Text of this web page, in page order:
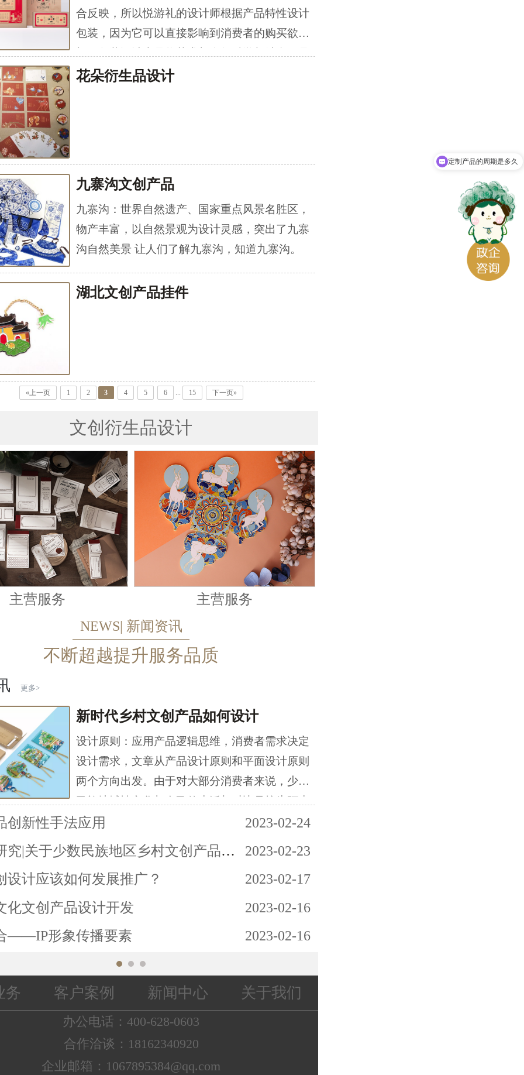
合反映，所以悦游礼的设计师根据产品特性设计
包装，因为它可以直接影响到消费者的购买欲
商业，艺术，材料，心理，社会等多种要素的综
花朵衍生品设计
九寨沟文创产品
九寨沟：世界自然遗产、国家重点风景名胜区，
物产丰富，以自然景观为设计灵感，突出了九寨
沟自然美景 让人们了解九寨沟，知道九寨沟。
湖北文创产品挂件
«上一页 1 2 3 4 5 6 ... 15 下一页»
文创衍生品设计
主营服务
主营服务
NEWS| 新闻资讯
不断超越提升服务品质
更多>
新时代乡村文创产品如何设计
设计原则：应用产品逻辑思维，消费者需求决定
设计需求，文章从产品设计原则和平面设计原则
两个方向出发。由于对大部分消费者来说，少数
而遥远的，所以为了拉近文创产品设计与消费者
则、美观性原则，还需要考虑易理解性原则和趣
味性原则;在平面设计四大原则，亲密性原则、对
齐原则、重复原则和对比原则中，应该重点关注
2023-02-24
创新性手法应用
2023-02-23
|关于少数民族地区乡村文创产品设计
2023-02-17
设计应该如何发展推广？
2023-02-16
化文创产品设计开发
2023-02-16
——IP形象传播要素
务 客户案例 新闻中心 关于我们
办公电话：400-628-0603
合作洽谈：18162340920
企业邮箱：1067895384@qq.com
定制产品的周期是多久